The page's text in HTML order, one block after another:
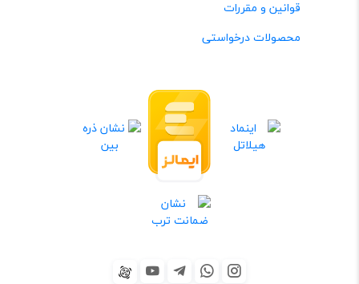
قوانین و مقررات
محصولات درخواستی